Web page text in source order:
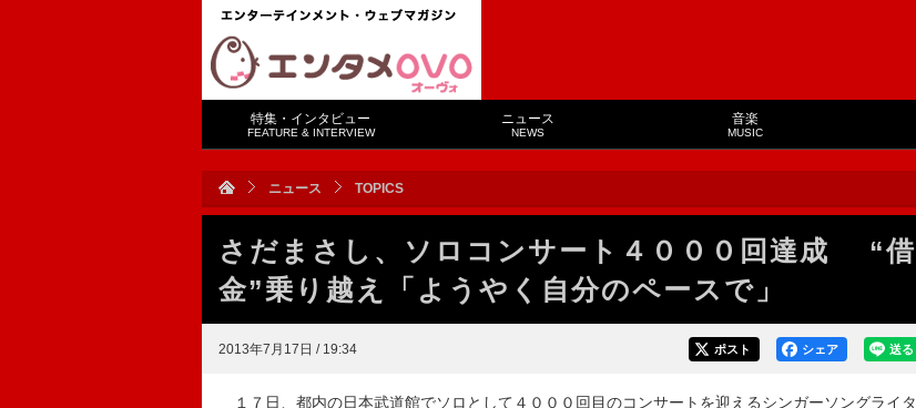
特集・インタビュー
FEATURE & INTERVIEW
ニュース
NEWS
音楽
MUSIC
ニュース TOPICS
さだまさし、ソロコンサート４０００回達成 “借
金”乗り越え「ようやく自分のペースで」
2013年7月17日 / 19:34 送る
シェア
ポスト
１７日、都内の日本武道館でソロとして４０００回目のコンサートを迎えるシンガーソングライタ